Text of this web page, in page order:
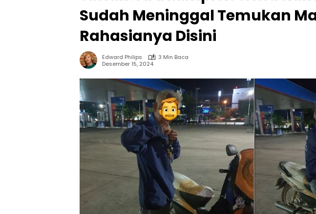
Sudah Meninggal Temukan
Rahasianya Disini
Edward Philips
3 Min Baca
Desember 15, 2024